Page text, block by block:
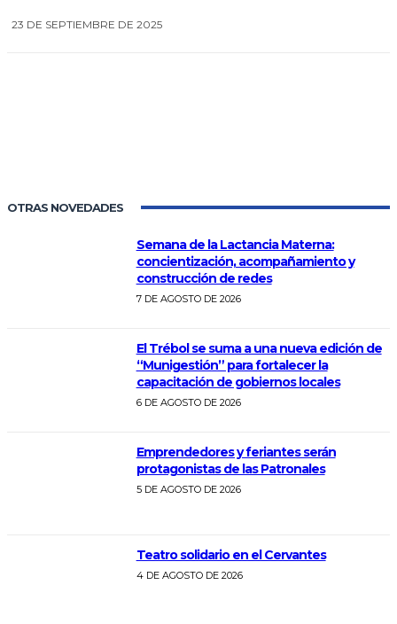
23 DE SEPTIEMBRE DE 2025
OTRAS NOVEDADES
Semana de la Lactancia Materna:
concientización, acompañamiento y
construcción de redes
7 DE AGOSTO DE 2026
El Trébol se suma a una nueva edición de
“Munigestión” para fortalecer la
capacitación de gobiernos locales
6 DE AGOSTO DE 2026
Emprendedores y feriantes serán
protagonistas de las Patronales
5 DE AGOSTO DE 2026
Teatro solidario en el Cervantes
4 DE AGOSTO DE 2026